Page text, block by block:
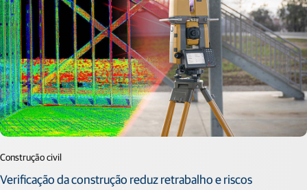
Construção civil
Verificação da construção reduz retrabalho e riscos